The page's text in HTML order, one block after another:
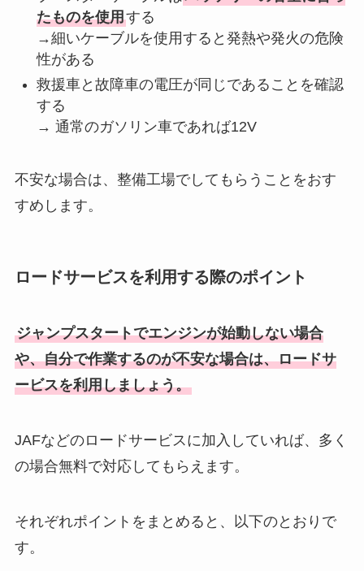
たものを使用する
→細いケーブルを使用すると発熱や発火の危険
性がある
救援車と故障車の電圧が同じであることを確認
する
→ 通常のガソリン車であれば12V
不安な場合は、整備工場でしてもらうことをおす
すめします。
ロードサービスを利用する際のポイント
ジャンプスタートでエンジンが始動しない場合
や、自分で作業するのが不安な場合は、ロードサ
ービスを利用しましょう。
JAFなどのロードサービスに加入していれば、多く
の場合無料で対応してもらえます。
それぞれポイントをまとめると、以下のとおりで
す。